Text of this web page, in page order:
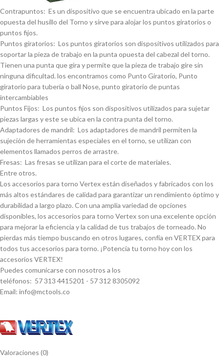
Contrapuntos: Es un dispositivo que se encuentra ubicado en la parte
opuesta del husillo del Torno y sirve para alojar los puntos giratorios o
puntos fijos.
Puntos giratorios: Los puntos giratorios son dispositivos utilizados para
soportar la pieza de trabajo en la punta opuesta del cabezal del torno.
Tienen una punta que gira y permite que la pieza de trabajo gire sin
ninguna dificultad. los encontramos como Punto Giratorio, Punto
giratorio para tuberí­a o ball Nose, punto giratorio de puntas
intercambiables
Puntos Fijos: Los puntos fijos son dispositivos utilizados para sujetar
piezas largas y este se ubica en la contra punta del torno.
Adaptadores de mandril: Los adaptadores de mandril permiten la
sujeción de herramientas especiales en el torno, se utilizan con
elementos llamados perros de arrastre.
Fresas: Las fresas se utilizan para el corte de materiales.
Entre otros.
Los accesorios para torno Vertex están diseñados y fabricados con los
más altos estándares de calidad para garantizar un rendimiento óptimo y
durabilidad a largo plazo. Con una amplia variedad de opciones
disponibles, los accesorios para torno Vertex son una excelente opción
para mejorar la eficiencia y la calidad de tus trabajos de torneado. No
pierdas más tiempo buscando en otros lugares, confí­a en VERTEX para
todos tus accesorios para torno. ¡Potencia tu torno hoy con los
accesorios VERTEX!
Puedes comunicarse con nosotros a los
teléfonos: 57 313 4415201 - 57 312 8305092
Email: info@mctools.co
Valoraciones (0)